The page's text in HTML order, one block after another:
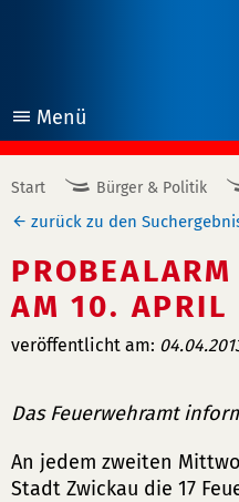
Menü
öffnen
Start Bürger & Politik
zurück zu den
AM 10. APRIL
veröffentlicht am:
Das Feuerwehramt
An jedem zweiten
Stadt Zwickau die 17